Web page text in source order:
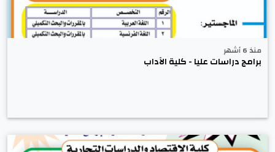
منذ 6 أشهر
برامج دراسات عليا - كلية الآداب